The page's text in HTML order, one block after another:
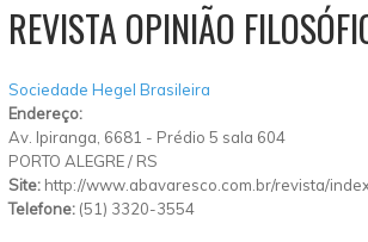
REVISTA OPINIÃO
Sociedade Hegel Brasileira
Endereço:
Av. Ipiranga, 6681 - Prédio 5 sala 604
PORTO ALEGRE/ RS
Site: http://www.abavaresco.com.br/revista/
Telefone: (51) 3320-3554